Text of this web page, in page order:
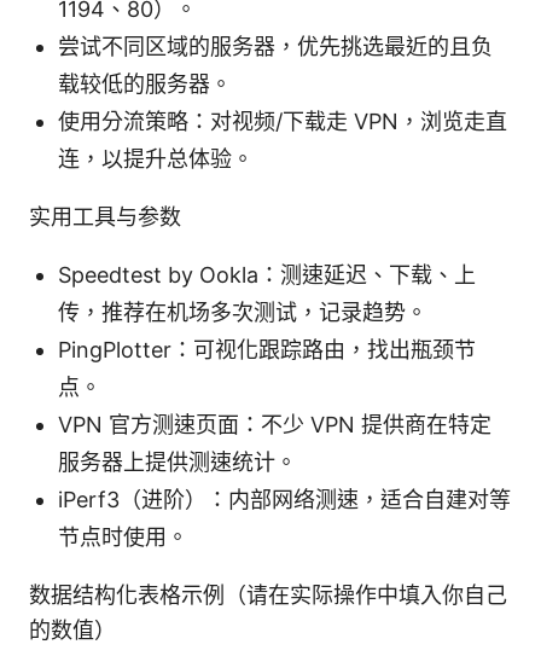
1194、80）。
尝试不同区域的服务器，优先挑选最近的且负
载较低的服务器。
使用分流策略：对视频/下载走 VPN，浏览走直
连，以提升总体验。
实用工具与参数
Speedtest by Ookla：测速延迟、下载、上
传，推荐在机场多次测试，记录趋势。
PingPlotter：可视化跟踪路由，找出瓶颈节
点。
VPN 官方测速页面：不少 VPN 提供商在特定
服务器上提供测速统计。
iPerf3（进阶）：内部网络测速，适合自建对等
节点时使用。
数据结构化表格示例（请在实际操作中填入你自己
的数值）